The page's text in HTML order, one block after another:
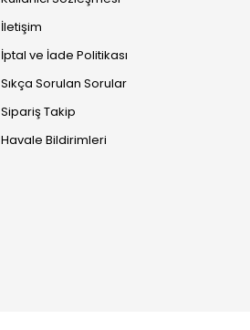
İletişim
İptal ve İade Politikası
Sıkça Sorulan Sorular
Sipariş Takip
Havale Bildirimleri